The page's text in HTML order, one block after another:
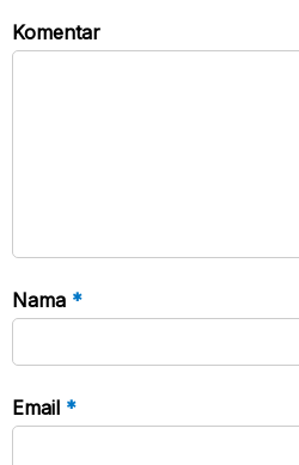
Komentar
Nama *
Email *